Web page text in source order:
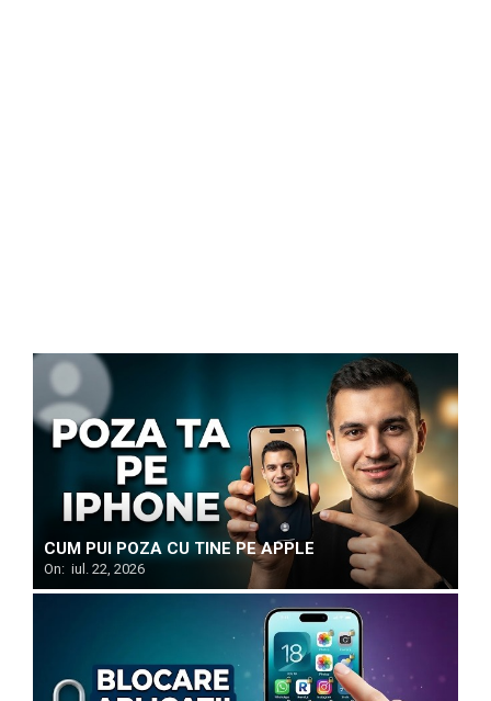
CUM PUI POZA CU TINE PE APPLE
On: iul. 22, 2026